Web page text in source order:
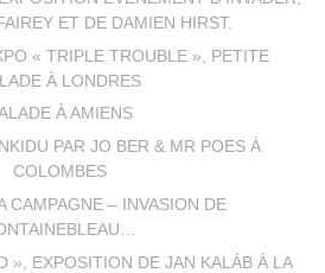
ET DE DAMIEN HIRST.
« TRIPLE TROUBLE », PETITE
À LONDRES
À AMIENS
PAR JO BER & MR POES À
COLOMBES
CAMPAGNE – INVASION DE
», EXPOSITION DE JAN KALÁB À LA